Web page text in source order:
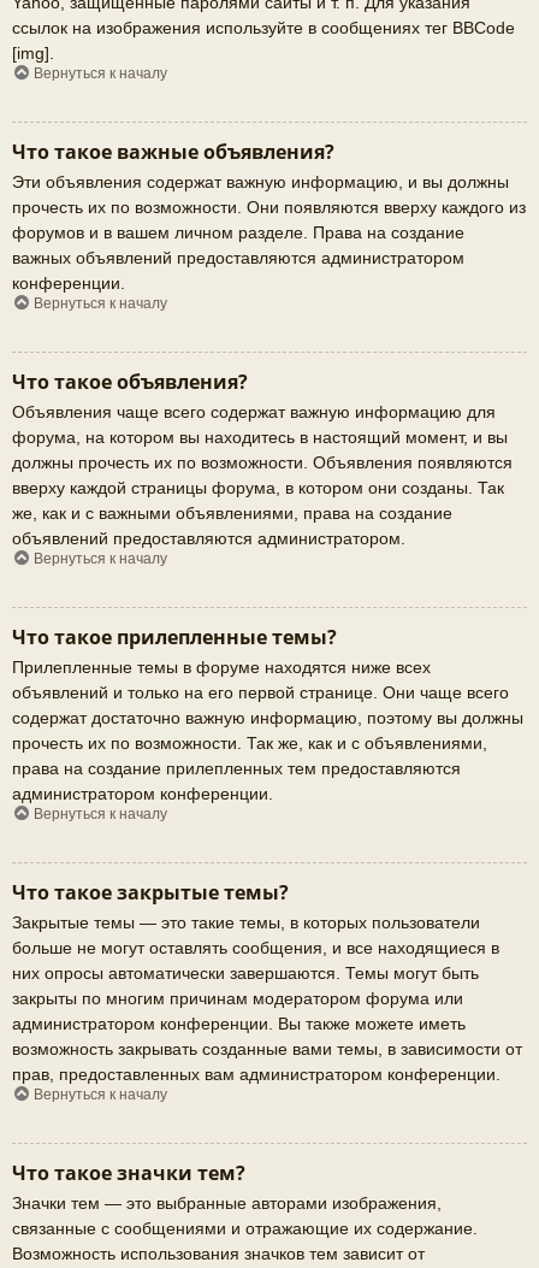
ссылок на изображения используйте в сообщениях тег BBCode
[img].
Вернуться к началу
Что такое важные объявления?
Эти объявления содержат важную информацию, и вы должны
прочесть их по возможности. Они появляются вверху каждого из
форумов и в вашем личном разделе. Права на создание
важных объявлений предоставляются администратором
конференции.
Вернуться к началу
Что такое объявления?
Объявления чаще всего содержат важную информацию для
форума, на котором вы находитесь в настоящий момент, и вы
должны прочесть их по возможности. Объявления появляются
вверху каждой страницы форума, в котором они созданы. Так
же, как и с важными объявлениями, права на создание
объявлений предоставляются администратором.
Вернуться к началу
Что такое прилепленные темы?
Прилепленные темы в форуме находятся ниже всех
объявлений и только на его первой странице. Они чаще всего
содержат достаточно важную информацию, поэтому вы должны
прочесть их по возможности. Так же, как и с объявлениями,
права на создание прилепленных тем предоставляются
администратором конференции.
Вернуться к началу
Что такое закрытые темы?
Закрытые темы — это такие темы, в которых пользователи
больше не могут оставлять сообщения, и все находящиеся в
них опросы автоматически завершаются. Темы могут быть
закрыты по многим причинам модератором форума или
администратором конференции. Вы также можете иметь
возможность закрывать созданные вами темы, в зависимости от
прав, предоставленных вам администратором конференции.
Вернуться к началу
Что такое значки тем?
Значки тем — это выбранные авторами изображения,
связанные с сообщениями и отражающие их содержание.
Возможность использования значков тем зависит от